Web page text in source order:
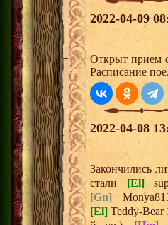
2022-04-09
Открыт прием
Расписание
2022-04-08
Закончились
стали [El]
[Gn]
[El] Teddy-Bear